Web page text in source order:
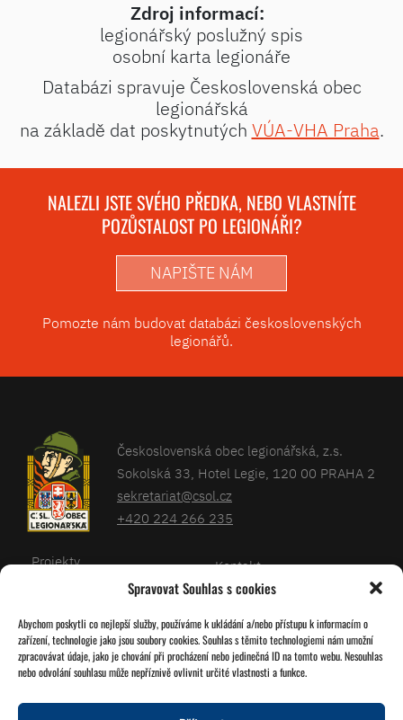
Spravovat Souhlas s cookies
Abychom poskytli co nejlepší služby, používáme k ukládání a/nebo přístupu k informacím o
zařízení, technologie jako jsou soubory cookies. Souhlas s těmito technologiemi nám umožní
zpracovávat údaje, jako je chování při procházení nebo jedinečná ID na tomto webu. Nesouhlas
nebo odvolání souhlasu může nepříznivě ovlivnit určité vlastnosti a funkce.
Zdroj informací:
legionářský poslužný spis
osobní karta legionáře
Databázi spravuje Československá obec
legionářská
na základě dat poskytnutých VÚA-VHA Praha.
NALEZLI JSTE SVÉHO PŘEDKA, NEBO VLASTNÍTE
POZŮSTALOST PO LEGIONÁŘI?
NAPIŠTE NÁM
Pomozte nám budovat databázi československých
legionářů.
Československá obec legionářská, z.s.
Sokolská 33, Hotel Legie, 120 00 PRAHA 2
sekretariat@csol.cz
+420 224 266 235
Projekty
Kalendář
O nás
Kontakt
Databáze legionářů
Pro členy
Zásady cookies